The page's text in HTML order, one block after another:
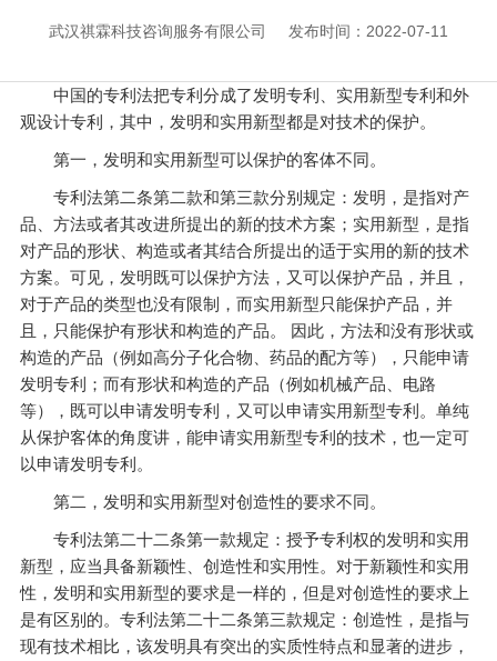
武汉祺霖科技咨询服务有限公司 发布时间：2022-07-11
中国的专利法把专利分成了发明专利、实用新型专利和外
观设计专利，其中，发明和实用新型都是对技术的保护。
第一，发明和实用新型可以保护的客体不同。
专利法第二条第二款和第三款分别规定：发明，是指对产
品、方法或者其改进所提出的新的技术方案；实用新型，是指
对产品的形状、构造或者其结合所提出的适于实用的新的技术
方案。可见，发明既可以保护方法，又可以保护产品，并且，
对于产品的类型也没有限制，而实用新型只能保护产品，并
且，只能保护有形状和构造的产品。 因此，方法和没有形状或
构造的产品（例如高分子化合物、药品的配方等），只能申请
发明专利；而有形状和构造的产品（例如机械产品、电路
等），既可以申请发明专利，又可以申请实用新型专利。单纯
从保护客体的角度讲，能申请实用新型专利的技术，也一定可
以申请发明专利。
第二，发明和实用新型对创造性的要求不同。
专利法第二十二条第一款规定：授予专利权的发明和实用
新型，应当具备新颖性、创造性和实用性。对于新颖性和实用
性，发明和实用新型的要求是一样的，但是对创造性的要求上
是有区别的。专利法第二十二条第三款规定：创造性，是指与
现有技术相比，该发明具有突出的实质性特点和显著的进步，